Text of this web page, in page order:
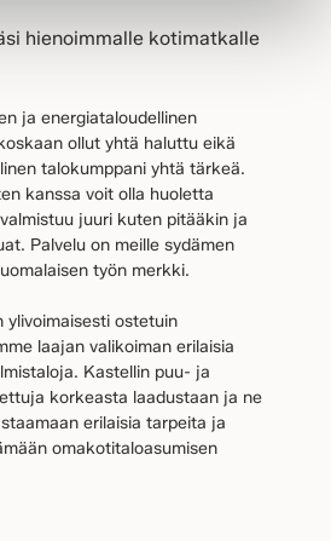
hienoimmalle kotimatkalle
ja energiataloudellinen
ollut yhtä haluttu eikä
talokumppani yhtä tärkeä.
kanssa voit olla huoletta
juuri kuten pitääkin ja
Palvelu on meille sydämen
työn merkki.
ylivoimaisesti ostetuin
laajan valikoiman erilaisia
Kastellin puu- ja
korkeasta laadustaan ja ne
erilaisia tarpeita ja
omakotitaloasumisen